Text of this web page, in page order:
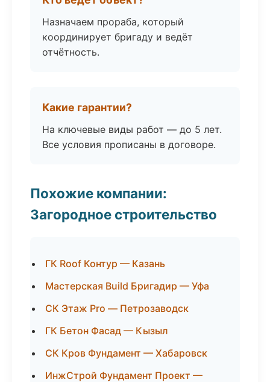
Назначаем прораба, который
координирует бригаду и ведёт
отчётность.
Какие гарантии?
На ключевые виды работ — до 5 лет.
Все условия прописаны в договоре.
Похожие компании:
Загородное строительство
ГК Roof Контур — Казань
Мастерская Build Бригадир — Уфа
СК Этаж Pro — Петрозаводск
ГК Бетон Фасад — Кызыл
СК Кров Фундамент — Хабаровск
ИнжСтрой Фундамент Проект —